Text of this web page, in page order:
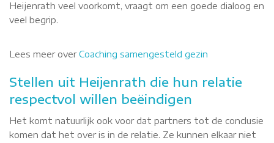
Heijenrath veel voorkomt, vraagt om een goede dialoog en
veel begrip.
Lees meer overCoaching samengesteld gezin
Stellen uit Heijenrath die hun relatie
respectvol willen beëindigen
Het komt natuurlijk ook voor dat partners tot de conclusie
komen dat het over is in de relatie. Ze kunnen elkaar niet